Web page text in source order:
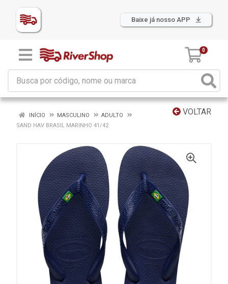
Baixe já nosso APP
0
VOLTAR
INÍCIO MASCULINO
ADULTO
SAND HAV BRASIL MARINHO 41/42